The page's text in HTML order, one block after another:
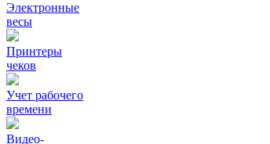
Электронные
весы
Принтеры
чеков
Учет рабочего
времени
Видео‑